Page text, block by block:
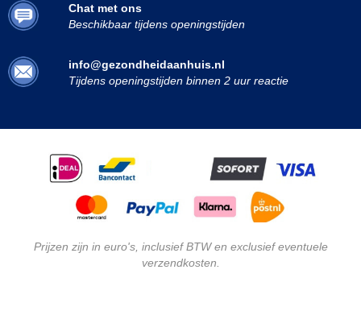
Chat met ons
Beschikbaar tijdens openingstijden
info@gezondheidaanhuis.nl
Tijdens openingstijden binnen 2 uur reactie
Prijzen zijn in euro's, inclusief BTW en exclusief eventuele
verzendkosten.